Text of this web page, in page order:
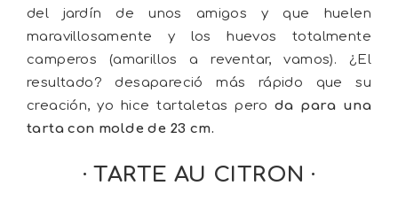
del jardín de unos amigos y que huelen
maravillosamente y los huevos totalmente
camperos (amarillos a reventar, vamos). ¿El
resultado? desapareció más rápido que su
creación, yo hice tartaletas pero da para una
tarta con molde de 23 cm.
· TARTE AU CITRON ·